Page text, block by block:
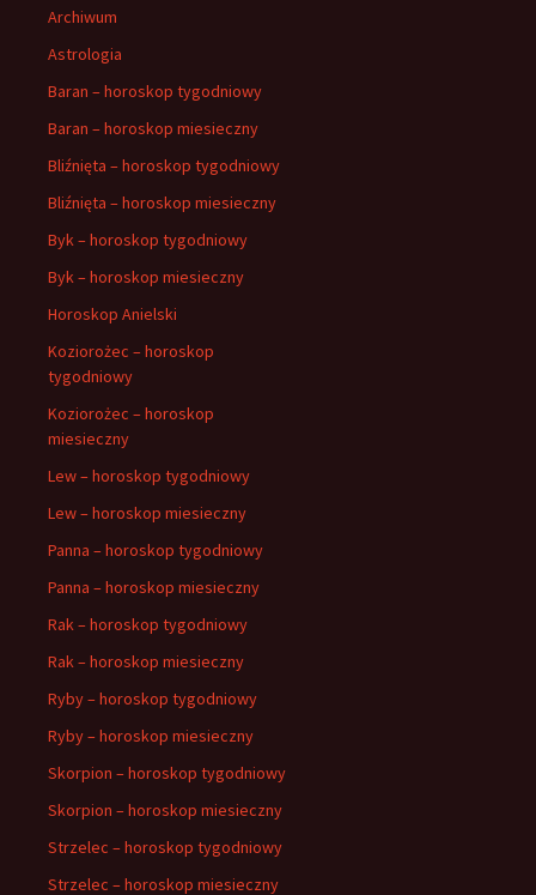
Archiwum
Astrologia
Baran – horoskop tygodniowy
Baran – horoskop miesieczny
Bliźnięta – horoskop tygodniowy
Bliźnięta – horoskop miesieczny
Byk – horoskop tygodniowy
Byk – horoskop miesieczny
Horoskop Anielski
Koziorożec – horoskop
tygodniowy
Koziorożec – horoskop
miesieczny
Lew – horoskop tygodniowy
Lew – horoskop miesieczny
Panna – horoskop tygodniowy
Panna – horoskop miesieczny
Rak – horoskop tygodniowy
Rak – horoskop miesieczny
Ryby – horoskop tygodniowy
Ryby – horoskop miesieczny
Skorpion – horoskop tygodniowy
Skorpion – horoskop miesieczny
Strzelec – horoskop tygodniowy
Strzelec – horoskop miesieczny